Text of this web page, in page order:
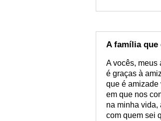
A família que
A vocês, meus
é graças à
que é amizade
em que nos
na minha vida,
com quem sei